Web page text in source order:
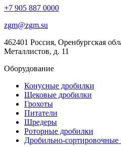
+7 905 887 0000
zgm@zgm.su
462401 Россия, Оренбургская
Металлистов, д. 11
Оборудование
Конусные дробилки
Щековые дробилки
Грохоты
Питатели
Шредеры
Роторные дробилки
Дробильно-сортировочные